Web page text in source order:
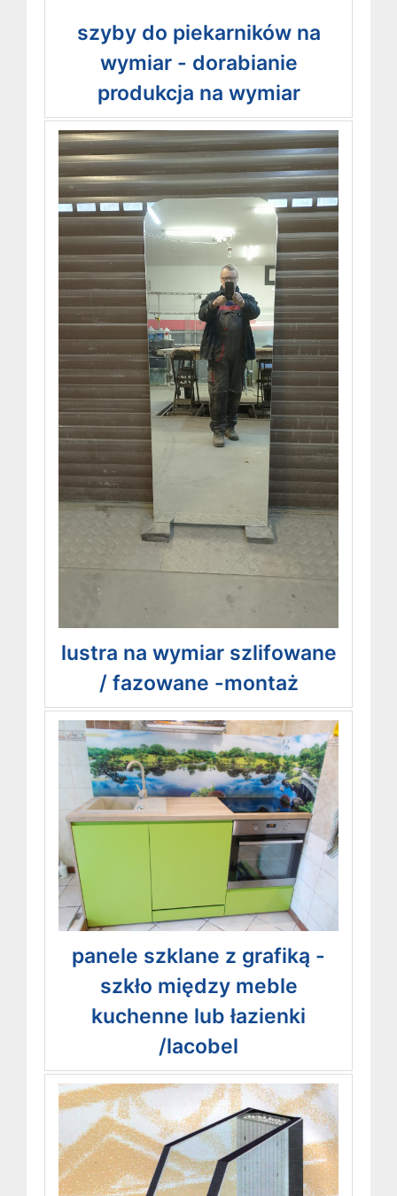
szyby do piekarników na
wymiar - dorabianie
produkcja na wymiar
lustra na wymiar szlifowane
/ fazowane -montaż
panele szklane z grafiką -
szkło między meble
kuchenne lub łazienki
/lacobel